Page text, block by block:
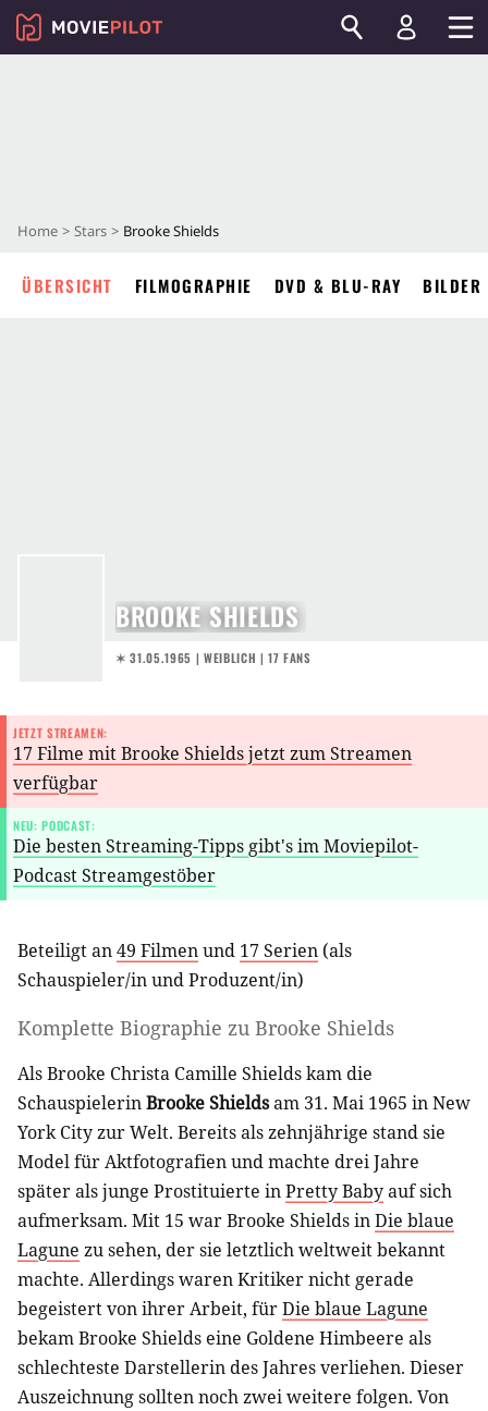
Home Stars Brooke Shields
ÜBERSICHT FILMOGRAPHIE DVD & BLU-RAY BILDER
BROOKE SHIELDS
✶ 31.05.1965 | WEIBLICH | 17 FANS
JETZT STREAMEN:
17 Filme mit Brooke Shields jetzt zum Streamen
verfügbar
NEU: PODCAST:
Die besten Streaming-Tipps gibt's im Moviepilot-
Podcast Streamgestöber
Beteiligt an49 Filmenund 17 Serien (als
Schauspieler/inundProduzent/in)
Komplette Biographie zu Brooke Shields
Als Brooke Christa Camille Shields kam die
SchauspielerinBrooke Shieldsam 31. Mai 1965 in New
York City zur Welt. Bereits als zehnjährige stand sie
Model für Aktfotografien und machte drei Jahre
später als junge Prostituierte inPretty Babyauf sich
aufmerksam. Mit 15 war Brooke Shields inDie blaue
Lagune zu sehen, der sie letztlich weltweit bekannt
machte. Allerdings waren Kritiker nicht gerade
begeistert von ihrer Arbeit, fürDie blaue Lagune
bekam Brooke Shields eine Goldene Himbeere als
schlechteste Darstellerin des Jahres verliehen. Dieser
Auszeichnung sollten noch zwei weitere folgen. Von